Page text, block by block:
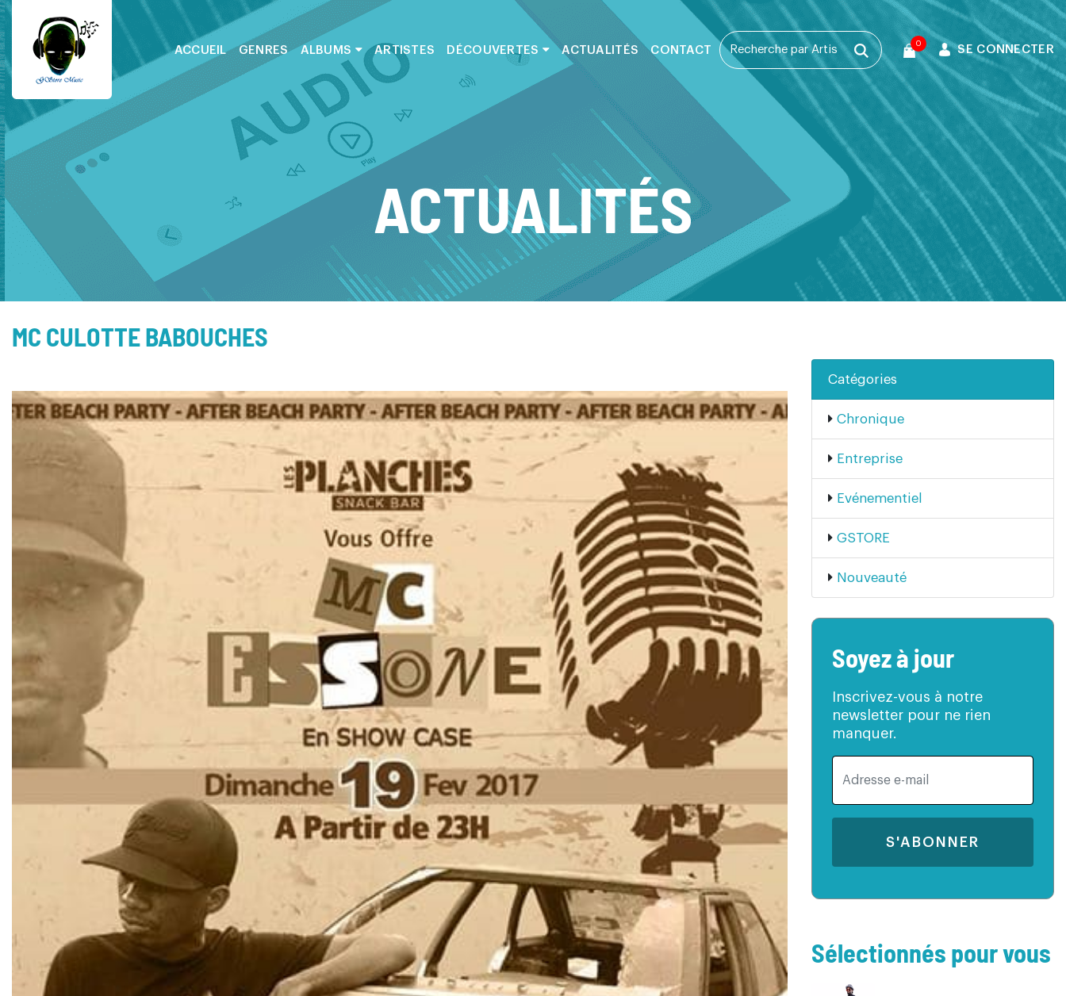
ACCUEIL GENRES ALBUMS ARTISTES DÉCOUVERTES ACTUALITÉS CONTACT
0 SE CONNECTER
ACTUALITÉS
MC CULOTTE BABOUCHES
Catégories
Chronique
Entreprise
Evénementiel
GSTORE
Nouveauté
Soyez à jour
Inscrivez-vous à notre
newsletter pour ne rien
manquer.
S'ABONNER
Sélectionnés pour vous